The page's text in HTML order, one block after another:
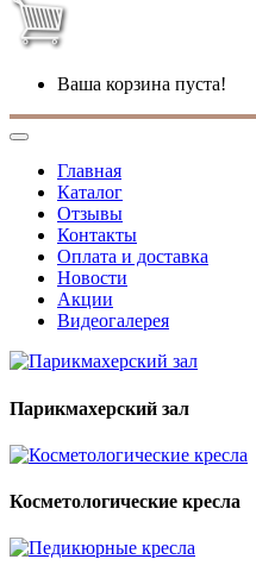
Ваша корзина пуста!
Главная
Каталог
Отзывы
Контакты
Оплата и доставка
Новости
Акции
Видеогалерея
Парикмахерский зал
Косметологические кресла